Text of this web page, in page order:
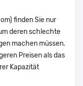
finden Sie nur
deren schlechte
machen müssen.
Preisen als das
Kapazität